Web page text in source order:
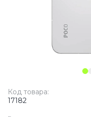
Код товара:
17182